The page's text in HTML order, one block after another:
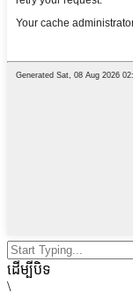
ដើម្បីបិទ
\